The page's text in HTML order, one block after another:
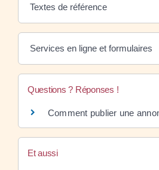
Textes de référence
Services en ligne et formulaires
Questions ? Réponses !
Comment publier une
Et aussi